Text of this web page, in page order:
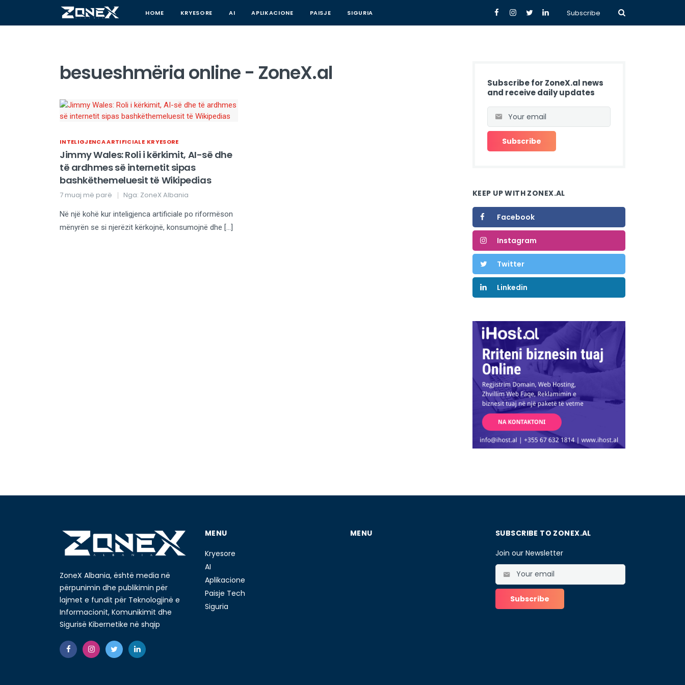
HOME KRYESORE AI APLIKACIONE PAISJE SIGURIA Subscribe
besueshmëria online - ZoneX.al
INTELIGJENCA ARTIFICIALE KRYESORE
Jimmy Wales: Roli i kërkimit, AI-së dhe
të ardhmes së internetit sipas
bashkëthemeluesit të Wikipedias
7 muaj më parë Nga: ZoneX Albania
Në një kohë kur inteligjenca artificiale po riformëson
mënyrën se si njerëzit kërkojnë, konsumojnë dhe […]
Subscribe for ZoneX.al news
and receive daily updates
KEEP UP WITH ZONEX.AL
Facebook
Instagram
Twitter
Linkedin
ZoneX Albania, është media në
përpunimin dhe publikimin për
lajmet e fundit për Teknologjinë e
Informacionit, Komunikimit dhe
Sigurisë Kibernetike në shqip
MENU
Kryesore
AI
Aplikacione
Paisje Tech
Siguria
MENU
SUBSCRIBE TO ZONEX.AL
Join our Newsletter